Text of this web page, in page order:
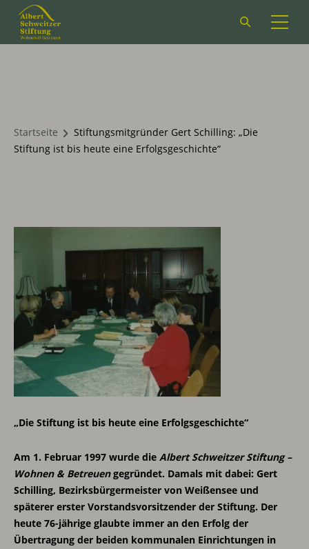
Suchformular
öffnen
Startseite
Stiftungsmitgründer Gert Schilling: „Die
Stiftung ist bis heute eine Erfolgsgeschichte“
„Die Stiftung ist bis heute eine Erfolgsgeschichte“
Am 1. Februar 1997 wurde die Albert Schweitzer Stiftung –
Wohnen & Betreuengegründet. Damals mit dabei: Gert
Schilling, Bezirksbürgermeister von Weißensee und
späterer erster Vorstandsvorsitzender der Stiftung. Der
heute 76-jährige glaubte immer an den Erfolg der
Übertragung der beiden kommunalen Einrichtungen in